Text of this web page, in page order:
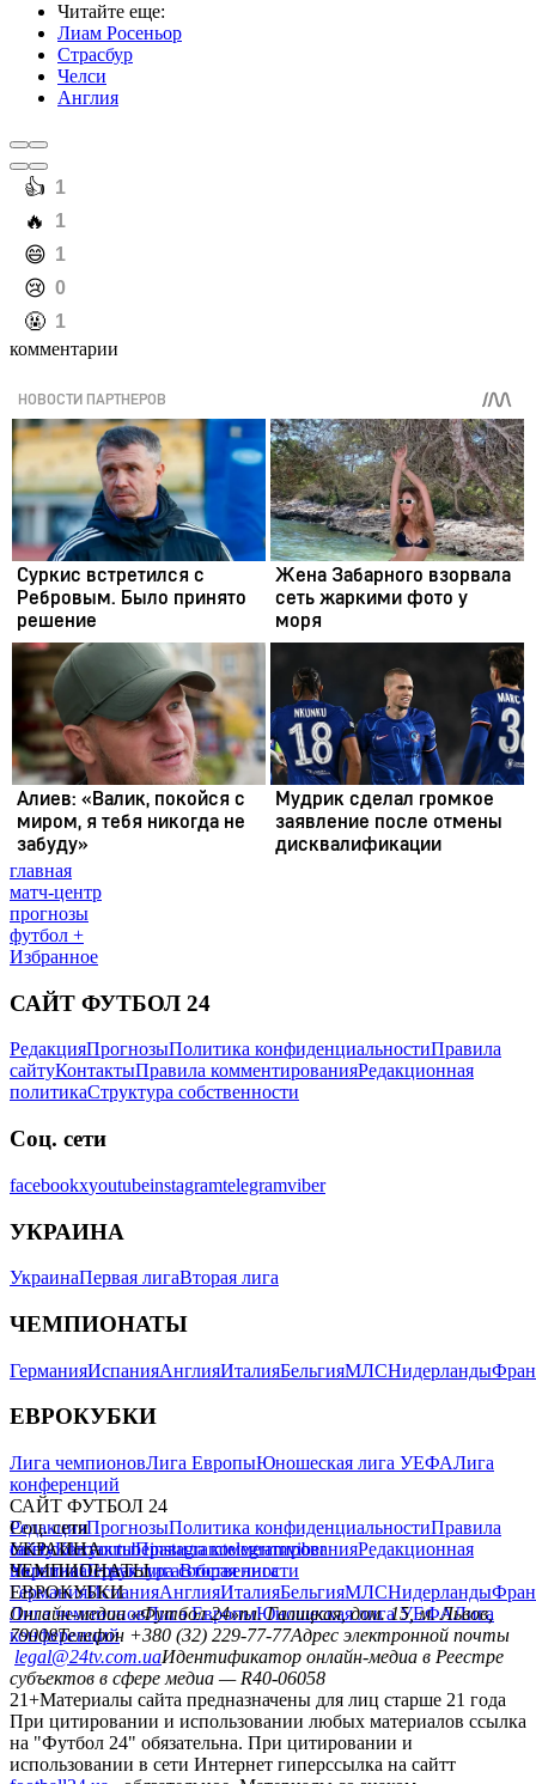
Читайте еще:
Лиам Росеньор
Страсбур
Челси
Англия
️👍 1
️🔥 1
️😄 1
️😢 0
️🤬 1
комментарии
главная
матч-центр
прогнозы
футбол +
Избранное
САЙТ ФУТБОЛ 24
РедакцияПрогнозыПолитика конфиденциальностиПравила
сайтуКонтактыПравила комментированияРедакционная
политикаСтруктура собственности
Соц. сети
facebookxyoutubeinstagramtelegramviber
УКРАИНА
УкраинаПервая лигаВторая лига
ЧЕМПИОНАТЫ
ГерманияИспанияАнглияИталияБельгияМЛСНидерланды
ЕВРОКУБКИ
Лига чемпионовЛига ЕвропыЮношеская лига УЕФАЛига
конференций
САЙТ ФУТБОЛ 24
РедакцияПрогнозыПолитика конфиденциальностиПравила
сайтуКонтактыПравила комментированияРедакционная
политикаСтруктура собственности
Соц. сети
facebookxyoutubeinstagramtelegramviber
УКРАИНА
УкраинаПервая лигаВторая лига
ЧЕМПИОНАТЫ
ГерманияИспанияАнглияИталияБельгияМЛСНидерланды
ЕВРОКУБКИ
Лига чемпионовЛига ЕвропыЮношеская лига УЕФАЛига
конференций
Онлайн-медиа «Футбол 24»пл. Галицкая, дом. 15, м. Львов,
79008Телефон +380 (32) 229-77-77Адрес электронной почты
legal@24tv.com.uaИдентификатор онлайн-медиа в Реестре
субъектов в сфере медиа — R40-06058
21+Материалы сайта предназначены для лиц старше 21 года
При цитировании и использовании любых материалов ссылка
на "Футбол 24" обязательна. При цитировании и
использовании в сети Интернет гиперссылка на сайтт